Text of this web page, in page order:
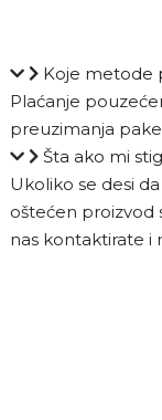
Koje metode
Plaćanje
preuzimanja
Šta ako mi
Ukoliko se desi
oštećen proizvod
nas kontaktirate i